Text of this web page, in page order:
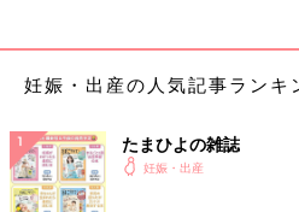
妊娠・出産の人気記事ランキ
たまひよの雑誌
妊娠・出産